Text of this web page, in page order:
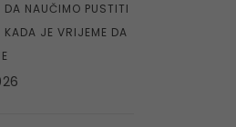
DA NAUČIMO PUSTITI
KADA JE VRIJEME DA